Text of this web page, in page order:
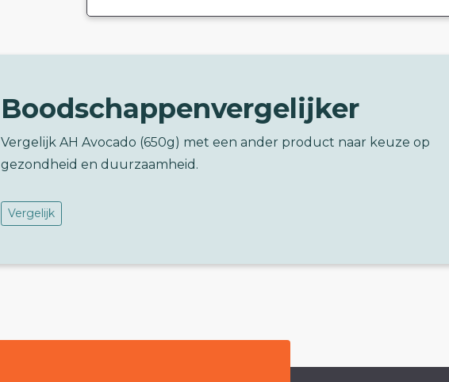
Boodschappenvergelijker
Vergelijk AH Avocado (650g) met een ander product naar keuze op
gezondheid en duurzaamheid.
Vergelijk